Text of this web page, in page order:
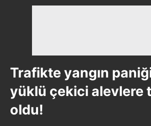
Trafikte yangın
yüklü çekici alevlere
oldu!